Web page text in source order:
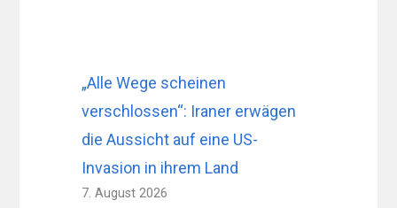
„Alle Wege scheinen
verschlossen“: Iraner erwägen
die Aussicht auf eine US-
Invasion in ihrem Land
7. August 2026